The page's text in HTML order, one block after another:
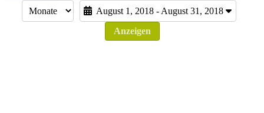
August 1, 2018 - August 31, 2018
Anzeigen